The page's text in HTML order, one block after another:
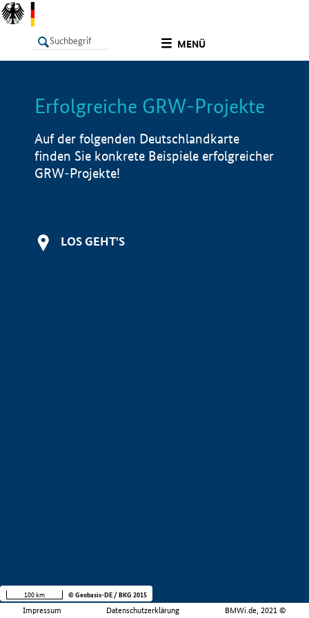
MENÜ
LISTE Info
Erfolgreiche GRW-Projekte
Auf der folgenden Deutschlandkarte
finden Sie konkrete Beispiele erfolgreicher
GRW-Projekte!
LOS GEHT'S
Impressum Datenschutzerklärung BMWi.de, 2021 ©
100 km © Geobasis-DE / BKG 2015